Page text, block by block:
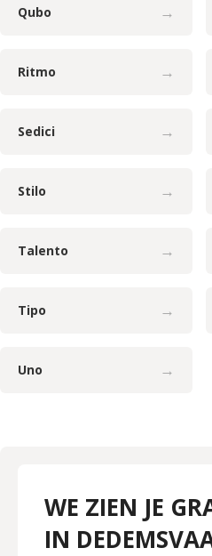
Qubo →
Ritmo →
Sedici →
Stilo →
Talento →
Tipo →
Uno →
WE ZIEN JE
IN